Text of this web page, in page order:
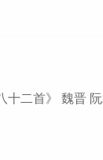
十二首》 魏晋